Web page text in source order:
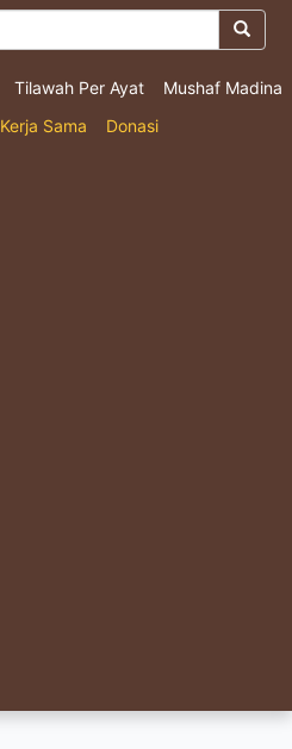
Tilawah Per Ayat
Mushaf Madina
Kerja Sama Donasi